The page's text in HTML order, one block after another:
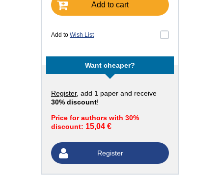
Add to cart
Add to Wish List
Want cheaper?
Register, add 1 paper and receive
30% discount!
Price for authors with 30%
discount: 15,04 €
Register